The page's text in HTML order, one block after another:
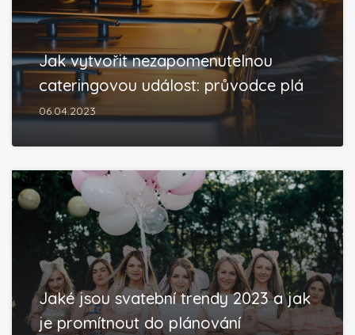
Jak vytvořit nezapomenutelnou
cateringovou událost: průvodce plá
06.04.2023
Jaké jsou svatební trendy 2023 a jak
je promítnout do plánování